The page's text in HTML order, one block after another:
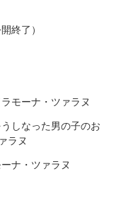
終了）
モーナ・ツァラヌ
しなった男の子のお
ラヌ
ナ・ツァラヌ